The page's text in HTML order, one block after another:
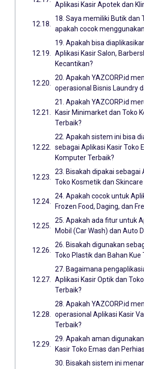
Aplikasi Kasir Apotek dan
18. Saya memiliki Butik dan
apakah cocok
19. Apakah bisa
Aplikasi Kasir Salon,
Kecantikan?
20. Apakah YAZCORP.id
operasional Bisnis Laundry
21. Apakah YAZCORP.id
Kasir Minimarket dan Toko
Terbaik?
22. Apakah sistem ini bisa
sebagai Aplikasi Kasir Toko
Komputer Terbaik?
23. Bisakah dipakai sebagai
Toko Kosmetik dan Skincare
24. Apakah cocok untuk
Frozen Food, Daging, dan
25. Apakah ada fitur untuk
Mobil (Car Wash) dan Auto
26. Bisakah digunakan
Toko Plastik dan Bahan Kue
27. Bagaimana
Aplikasi Kasir Optik dan
Terbaik?
28. Apakah YAZCORP.id
operasional Aplikasi Kasir
Terbaik?
29. Apakah aman
Kasir Toko Emas dan
30. Bisakah sistem ini